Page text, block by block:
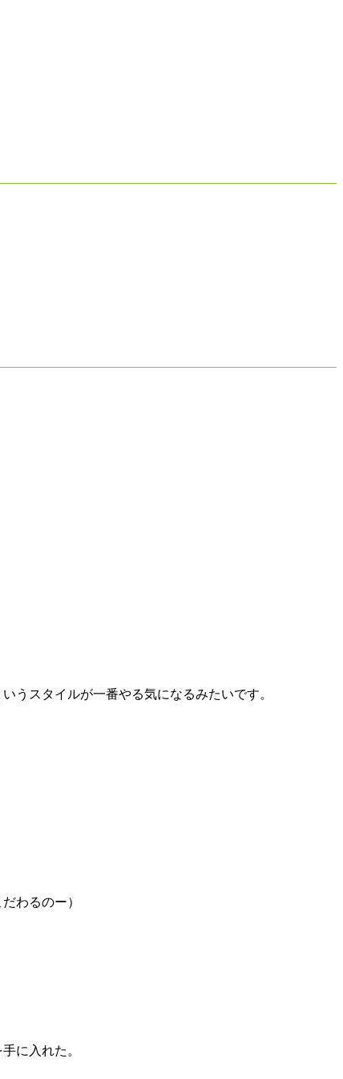
うスタイルが一番やる気になるみたいです。
わるのー）
に入れた。